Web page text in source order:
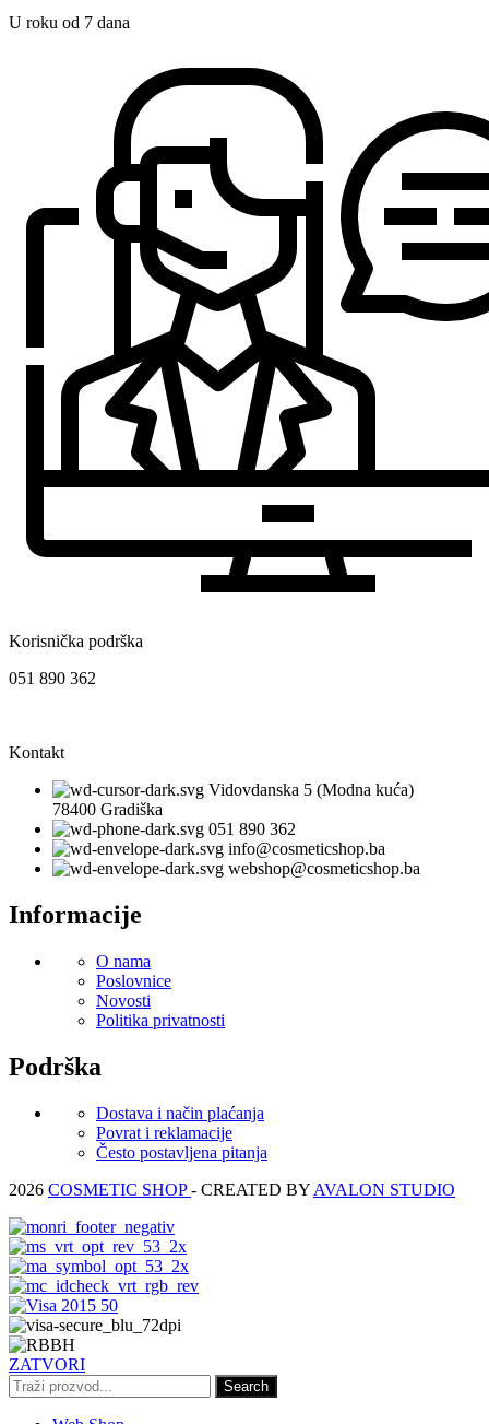
U roku od 7 dana
Korisnička podrška
051 890 362
Kontakt
Vidovdanska 5 (Modna kuća)
78400 Gradiška
051 890 362
info@cosmeticshop.ba
webshop@cosmeticshop.ba
Informacije
O nama
Poslovnice
Novosti
Politika privatnosti
Podrška
Dostava i način plaćanja
Povrat i reklamacije
Često postavljena pitanja
2026 COSMETIC SHOP- CREATED BY AVALON STUDIO
ZATVORI
Search